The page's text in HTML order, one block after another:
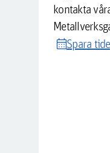
kontakta
calendar_monthSpara